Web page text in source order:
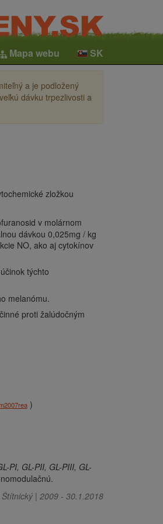
Mapa webu SK
a je podložený
dávku trpezlivosti a
zložkou
v molárnom
dávkou 0,025mg / kg
NO, ako aj cytokínov
týchto
melanómu.
proti žalúdočným
)
PI, GL-PII, GL-PIII, GL-
| 2009 - 30.1.2018